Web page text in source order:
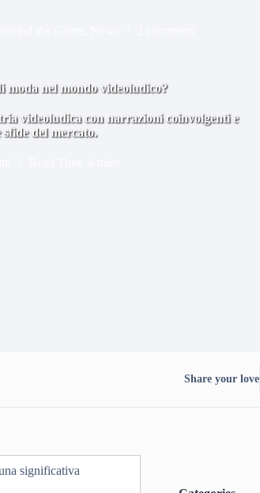
moda nel mondo videoludico?
videoludica con narrazioni coinvolgenti e
sfide del mercato.
Share your love
significativa